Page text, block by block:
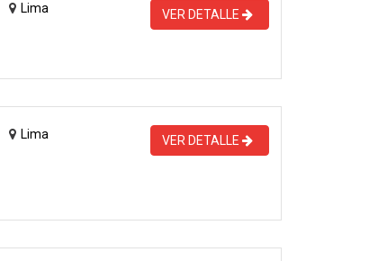
Lima VER DETALLE
Lima VER DETALLE